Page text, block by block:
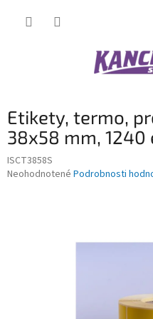
Etikety, termo,
38x58 mm,
ISCT3858S
Priemerné
Neohodnotené Podrobnosti